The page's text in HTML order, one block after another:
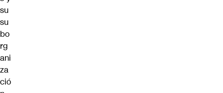
su
su
bo
rg
ani
za
ció